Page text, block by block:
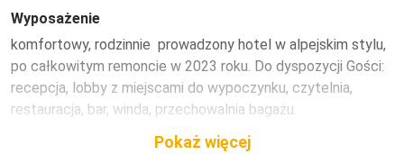
Wyposażenie
komfortowy, rodzinnie  prowadzony hotel w alpejskim stylu,
po całkowitym remoncie w 2023 roku. Do dyspozycji Gości:
recepcja, lobby z miejscami do wypoczynku, czytelnia,
restauracja, bar, winda, przechowalnia bagażu.